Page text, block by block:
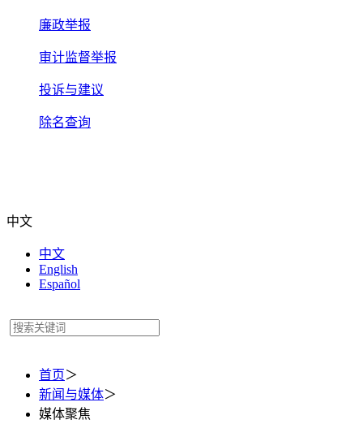
廉政举报
审计监督举报
投诉与建议
除名查询
中文
中文
English
Español
首页＞
新闻与媒体＞
媒体聚焦